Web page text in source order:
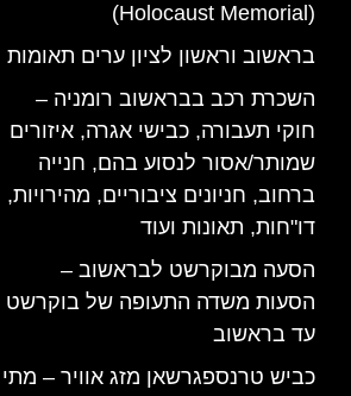
(Holocaust Memorial)
בראשוב וראשון לציון ערים תאומות
השכרת רכב בבראשוב רומניה –
חוקי תעבורה, כבישי אגרה, איזורים
שמותר/אסור לנסוע בהם, חנייה
ברחוב, חניונים ציבוריים, מהירויות,
דו"חות, תאונות ועוד
הסעה מבוקרשט לבראשוב –
הסעות משדה התעופה של בוקרשט
עד בראשוב
כביש טרנספגרשאן מזג אוויר – מתי